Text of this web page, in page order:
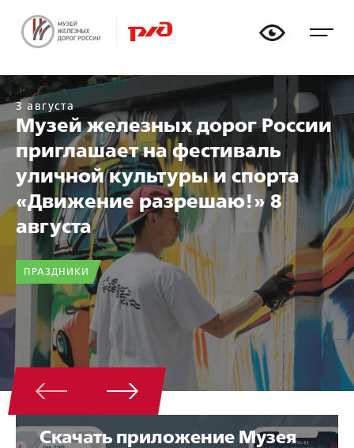
📏
🚃
🚂
3 августа
Музей железных дорог России
приглашает на фестиваль
уличной культуры и спорта
«Движение разрешаю!» 8
августа
ПРАЗДНИКИ
Скачать приложение Музея